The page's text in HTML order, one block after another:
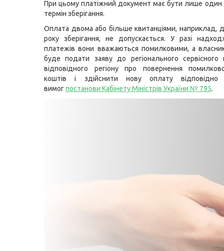
При цьому платіжний документ має бути лише один
термін зберігання.
Оплата двома або більше квитанціями, наприклад,
року зберігання, не допускається. У разі
платежів вони вважаються помилковими, а
буде подати заяву до регіонального
відповідного регіону про повернення
коштів і здійснити нову оплату
вимогпостанови Кабінету Міністрів України № 795.